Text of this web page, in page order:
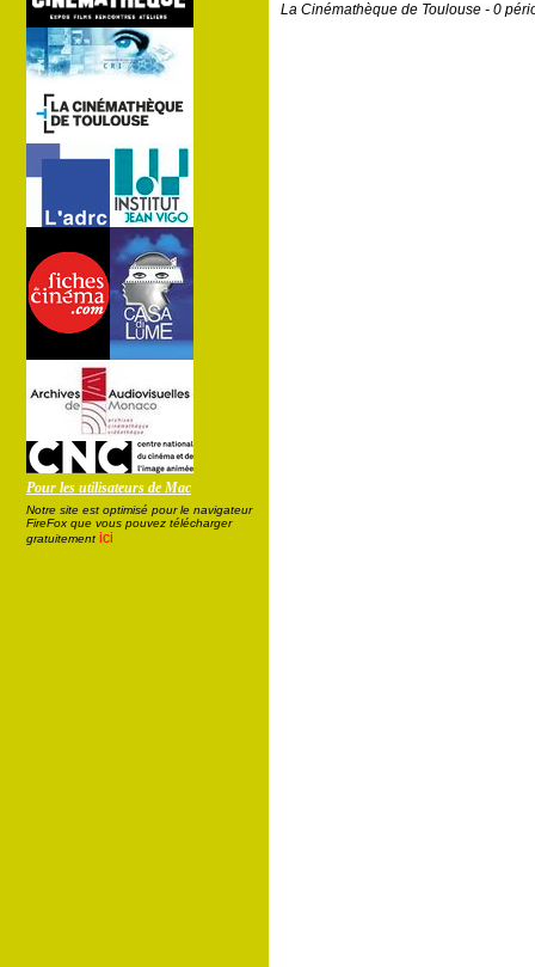
Pour les utilisateurs de Mac
Notre site est optimisé pour le navigateur
FireFox que vous pouvez télécharger
gratuitement ici
La Cinémathèque de Toulouse - 0